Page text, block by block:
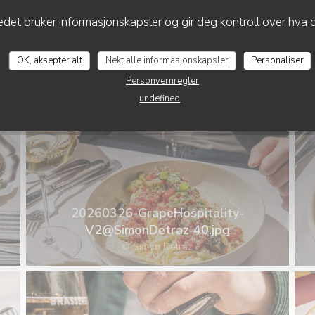
bruker informasjonskapsler og gir deg kontroll over hva
OK, aksepter alt Nekt alle informasjonskapsler
Personaliser
Personvernregler
undefined
V2@SimonDetraz-38.jpg
20260326-GrapeHospitality-
V2@SimonDetraz-40.jpg
© Simon Detraz